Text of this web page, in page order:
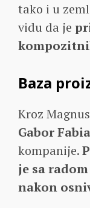
tako i u
vidu da je
Baza
Kroz
Gabor
kompanije.
je sa
nakon